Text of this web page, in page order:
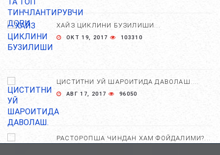
ХАЙЗ ЦИКЛИНИ БУЗИЛИШИ...
ОКТ 19, 2017 103310
ЦИСТИТНИ УЙ ШАРОИТИДА ДАВОЛАШ....
АВГ 17, 2017 96050
РАСТОРОПША ЧИНДАН ХАМ ФОЙДАЛИМИ?...